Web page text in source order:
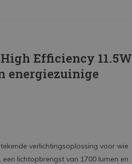
Efficiency 11.5W
energiezuinige
verlichtingsoplossing voor wie
lichtopbrengst van 1700 lumen en